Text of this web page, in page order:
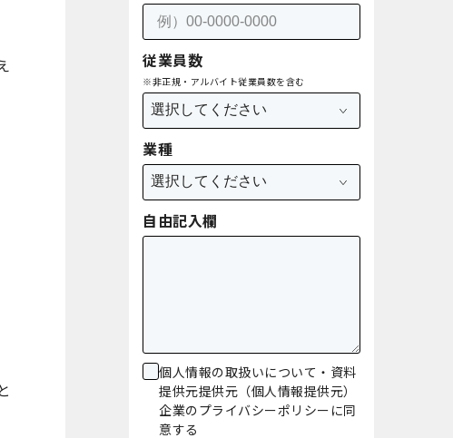
従業員数
※非正規・アルバイト従業員数を含む
業種
自由記入欄
個人情報の取扱いについて・資料
提供元提供元（個人情報提供元）
企業のプライバシーポリシーに同
意する